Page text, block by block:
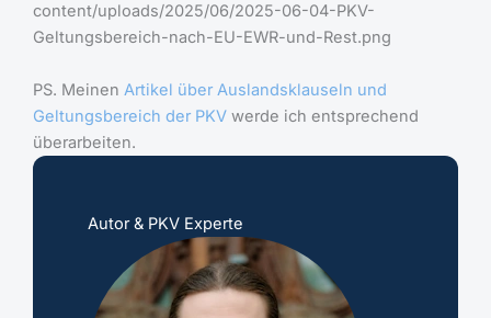
content/uploads/2025/06/2025-06-04-PKV-
Geltungsbereich-nach-EU-EWR-und-Rest.png
PS. Meinen Artikel über Auslandsklauseln und
Geltungsbereich der PKV werde ich entsprechend
überarbeiten.
Autor & PKV Experte